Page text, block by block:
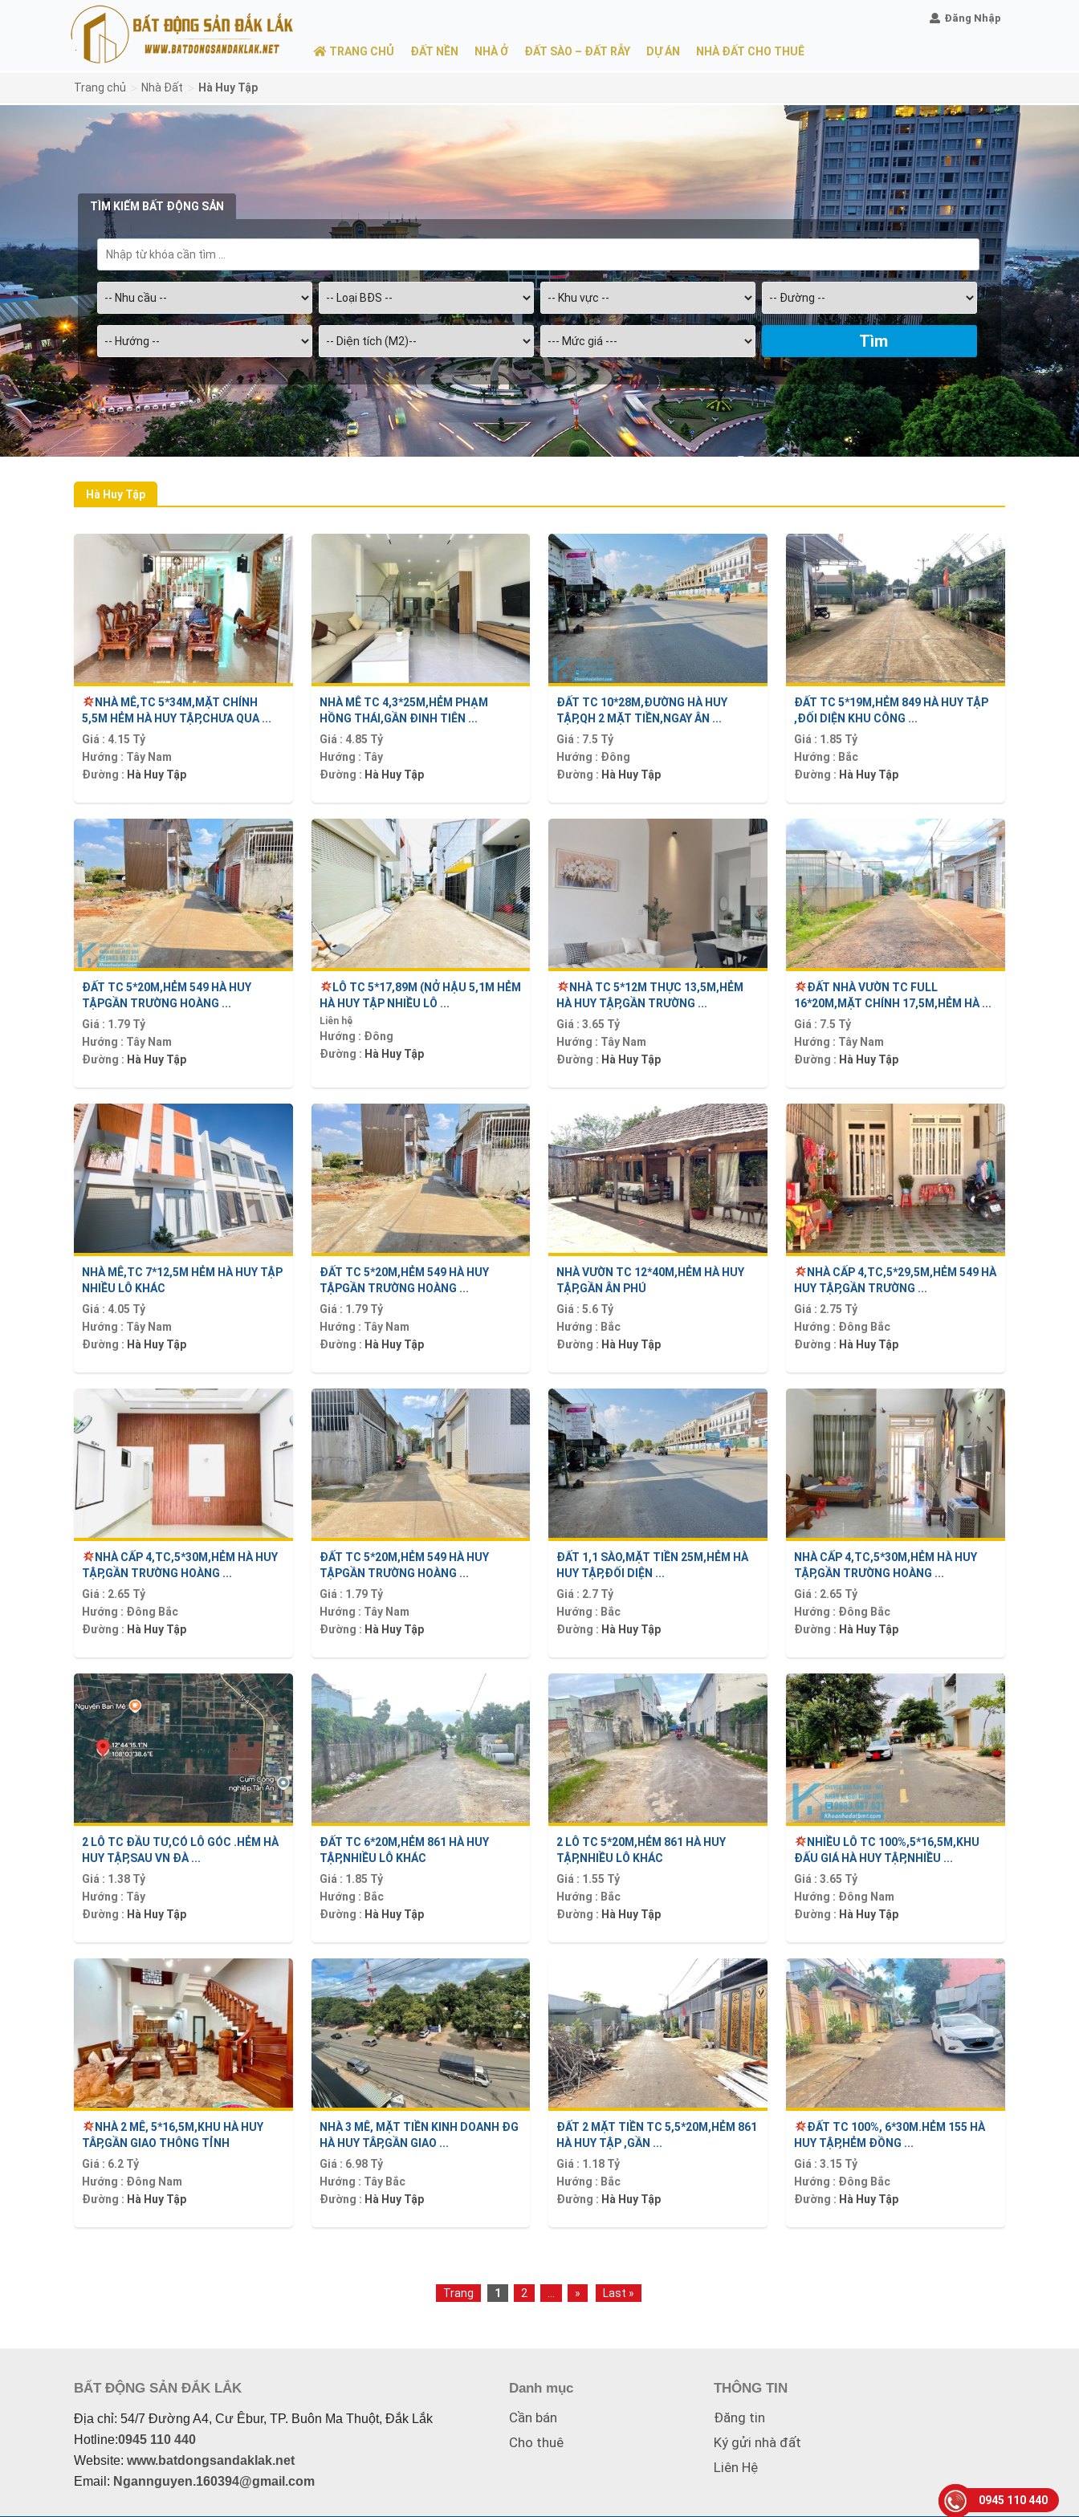
Đăng Nhập
TRANG CHỦ ĐẤT NỀN NHÀ Ở ĐẤT SÀO – ĐẤT RẪY DỰ ÁN NHÀ ĐẤT CHO THUÊ
Trang chủ Nhà Đất Hà Huy Tập
TÌM KIẾM BẤT ĐỘNG SẢN
Chọn
diện
tích
m2
Hà Huy Tập
NHÀ MÊ,TC 5*34M,MẶT CHÍNH
5,5M HẺM HÀ HUY TẬP,CHƯA QUA ...
Giá : 4.15 Tỷ
Hướng : Tây Nam
Đường : Hà Huy Tập
NHÀ MÊ TC 4,3*25M,HẺM PHẠM
HỒNG THÁI,GẦN ĐINH TIÊN ...
Giá : 4.85 Tỷ
Hướng : Tây
Đường : Hà Huy Tập
ĐẤT TC 5*19M,HẺM 849 HÀ HUY TẬP
,ĐỐI DIỆN KHU CÔNG ...
Giá : 1.85 Tỷ
Hướng : Bắc
Đường : Hà Huy Tập
ĐẤT TC 10*28M,ĐƯỜNG HÀ HUY
TẬP,QH 2 MẶT TIỀN,NGAY ÂN ...
Giá : 7.5 Tỷ
Hướng : Đông
Đường : Hà Huy Tập
ĐẤT TC 5*20M,HẺM 549 HÀ HUY
TẬPGẦN TRƯỜNG HOÀNG ...
Giá : 1.79 Tỷ
Hướng : Tây Nam
Đường : Hà Huy Tập
LÔ TC 5*17,89M (NỞ HẬU 5,1M HẺM
HÀ HUY TẬP NHIỀU LÔ ...
Liên hệ
Hướng : Đông
Đường : Hà Huy Tập
ĐẤT NHÀ VƯỜN TC FULL
16*20M,MẶT CHÍNH 17,5M,HẺM HÀ ...
Giá : 7.5 Tỷ
Hướng : Tây Nam
Đường : Hà Huy Tập
NHÀ TC 5*12M THỰC 13,5M,HẺM
HÀ HUY TẬP,GẦN TRƯỜNG ...
Giá :3.65 Tỷ
Hướng : Tây Nam
Đường : Hà Huy Tập
NHÀ MÊ,TC 7*12,5M HẺM HÀ HUY TẬP
NHIỀU LÔ KHÁC
Giá : 4.05 Tỷ
Hướng : Tây Nam
Đường : Hà Huy Tập
ĐẤT TC 5*20M,HẺM 549 HÀ HUY
TẬPGẦN TRƯỜNG HOÀNG ...
Giá : 1.79 Tỷ
Hướng : Tây Nam
Đường : Hà Huy Tập
NHÀ CẤP 4,TC,5*29,5M,HẺM 549 HÀ
HUY TẬP,GẦN TRƯỜNG ...
Giá : 2.75 Tỷ
Hướng : Đông Bắc
Đường : Hà Huy Tập
NHÀ VƯỜN TC 12*40M,HẺM HÀ HUY
TẬP,GẦN ÂN PHÚ
Giá :5.6 Tỷ
Hướng : Bắc
Đường : Hà Huy Tập
NHÀ CẤP 4,TC,5*30M,HẺM HÀ HUY
TẬP,GẦN TRƯỜNG HOÀNG ...
Giá : 2.65 Tỷ
Hướng : Đông Bắc
Đường : Hà Huy Tập
ĐẤT TC 5*20M,HẺM 549 HÀ HUY
TẬPGẦN TRƯỜNG HOÀNG ...
Giá : 1.79 Tỷ
Hướng : Tây Nam
Đường : Hà Huy Tập
NHÀ CẤP 4,TC,5*30M,HẺM HÀ HUY
TẬP,GẦN TRƯỜNG HOÀNG ...
Giá : 2.65 Tỷ
Hướng : Đông Bắc
Đường : Hà Huy Tập
ĐẤT 1,1 SÀO,MẶT TIỀN 25M,HẺM HÀ
HUY TẬP,ĐỐI DIỆN ...
Giá : 2.7 Tỷ
Hướng : Bắc
Đường : Hà Huy Tập
2 LÔ TC ĐẦU TƯ,CÓ LÔ GÓC .HẺM HÀ
HUY TẬP,SAU VN ĐÀ ...
Giá : 1.38 Tỷ
Hướng : Tây
Đường : Hà Huy Tập
ĐẤT TC 6*20M,HẺM 861 HÀ HUY
TẬP,NHIỀU LÔ KHÁC
Giá : 1.85 Tỷ
Hướng : Bắc
Đường : Hà Huy Tập
NHIỀU LÔ TC 100%,5*16,5M,KHU
ĐẤU GIÁ HÀ HUY TẬP,NHIỀU ...
Giá :3.65 Tỷ
Hướng : Đông Nam
Đường : Hà Huy Tập
2 LÔ TC 5*20M,HẺM 861 HÀ HUY
TẬP,NHIỀU LÔ KHÁC
Giá : 1.55 Tỷ
Hướng : Bắc
Đường : Hà Huy Tập
NHÀ 2 MÊ, 5*16,5M,KHU HÀ HUY
TÂP,GẦN GIAO THÔNG TỈNH
Giá : 6.2 Tỷ
Hướng : Đông Nam
Đường : Hà Huy Tập
NHÀ 3 MÊ, MẶT TIỀN KINH DOANH ĐG
HÀ HUY TÂP,GẦN GIAO ...
Giá : 6.98 Tỷ
Hướng : Tây Bắc
Đường : Hà Huy Tập
ĐẤT TC 100%, 6*30M.HẺM 155 HÀ
HUY TẬP,HẺM ĐỒNG ...
Giá :3.15 Tỷ
Hướng : Đông Bắc
Đường : Hà Huy Tập
ĐẤT 2 MẶT TIỀN TC 5,5*20M,HẺM 861
HÀ HUY TẬP ,GẦN ...
Giá : 1.18 Tỷ
Hướng : Bắc
Đường : Hà Huy Tập
Trang 1 2 » Last »
BẤT ĐỘNG SẢN ĐẮK LẮK
Địa chỉ: 54/7 Đường A4, Cư Êbur, TP. Buôn Ma Thuột, Đắk Lắk
Hotline:0945 110 440
Website: www.batdongsandaklak.net
Email: Ngannguyen.160394@gmail.com
Danh mục
Cần bán
Cho thuê
THÔNG TIN
Đăng tin
Ký gửi nhà đất
Liên Hệ
0945 110 440